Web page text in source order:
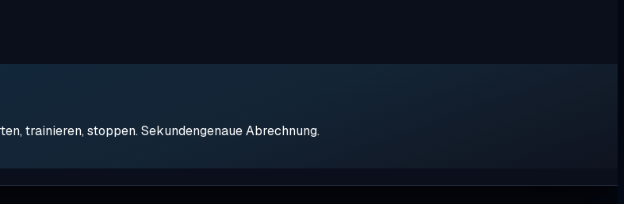
trainieren, stoppen. Sekundengenaue Abrechnung.